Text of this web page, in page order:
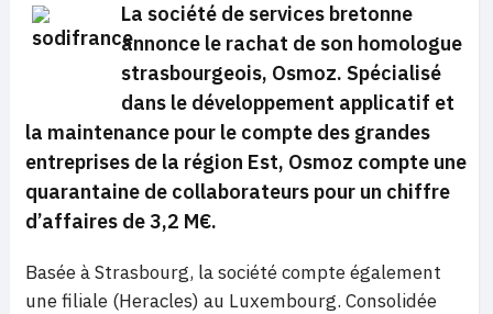
La société de services bretonne
annonce le rachat de son homologue
strasbourgeois, Osmoz. Spécialisé
dans le développement applicatif et
la maintenance pour le compte des grandes
entreprises de la région Est, Osmoz compte une
quarantaine de collaborateurs pour un chiffre
d’affaires de 3,2 M€.
Basée à Strasbourg, la société compte également
une filiale (Heracles) au Luxembourg. Consolidée